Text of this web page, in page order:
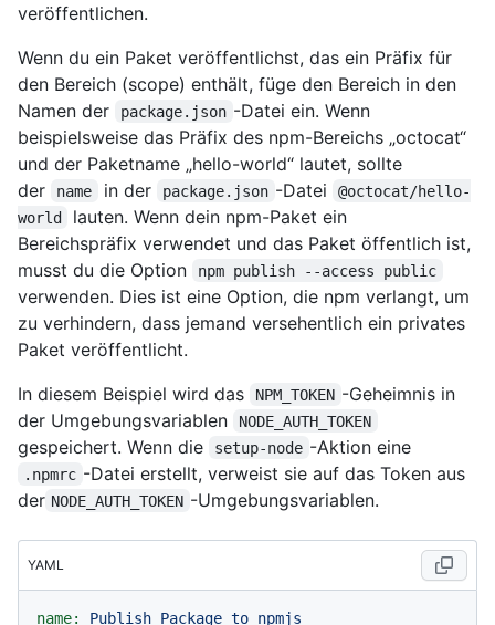
veröffentlichen.
Wenn du ein Paket veröffentlichst, das ein Präfix für
den Bereich (scope) enthält, füge den Bereich in den
Namen der
package.json -Datei ein. Wenn
beispielsweise das Präfix des npm-Bereichs „octocat“
und der Paketname „hello-world“ lautet, sollte
der
name in der package.json -Datei
@octocat/hello-
world
lauten. Wenn dein npm-Paket ein
Bereichspräfix verwendet und das Paket öffentlich ist,
musst du die Option
npm publish --access public
verwenden. Dies ist eine Option, die npm verlangt, um
zu verhindern, dass jemand versehentlich ein privates
Paket veröffentlicht.
In diesem Beispiel wird das
NPM_TOKEN -Geheimnis in
der Umgebungsvariablen
NODE_AUTH_TOKEN
gespeichert. Wenn die setup-node -Aktion eine
.npmrc -Datei erstellt, verweist sie auf das Token aus
der NODE_AUTH_TOKEN -Umgebungsvariablen.
YAML
name: Publish Package to npmjs